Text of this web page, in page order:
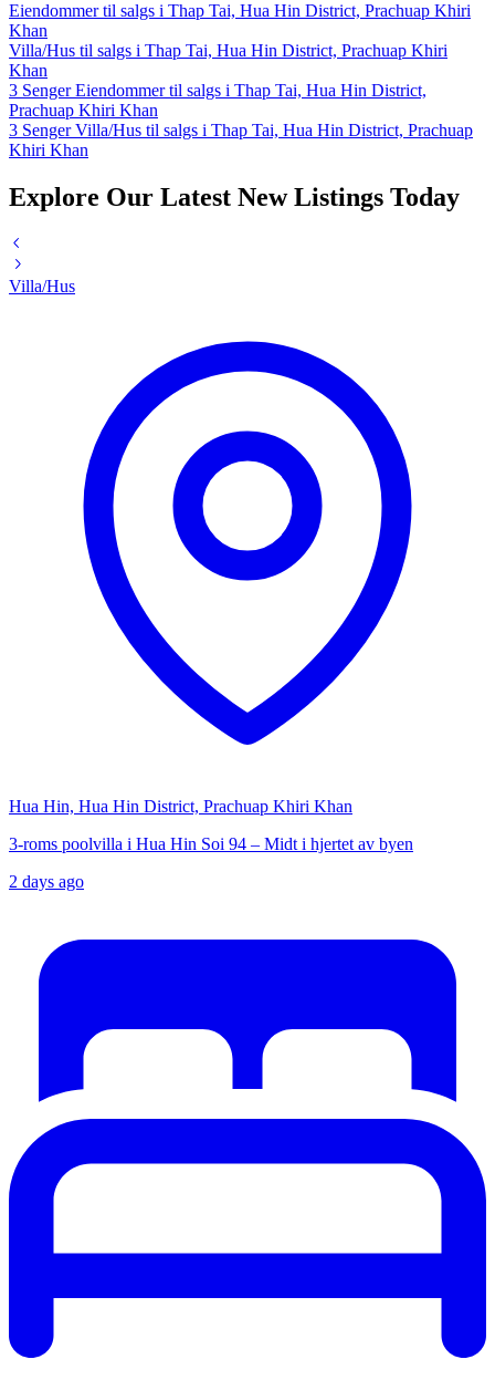
Eiendommer til salgs i Thap Tai, Hua Hin District, Prachuap Khiri
Khan
Villa/Hus til salgs i Thap Tai, Hua Hin District, Prachuap Khiri
Khan
3 Senger Eiendommer til salgs i Thap Tai, Hua Hin District,
Prachuap Khiri Khan
3 Senger Villa/Hus til salgs i Thap Tai, Hua Hin District, Prachuap
Khiri Khan
Explore Our Latest New Listings Today
Villa/Hus
Hua Hin, Hua Hin District, Prachuap Khiri Khan
3-roms poolvilla i Hua Hin Soi 94 – Midt i hjertet av byen
2 days ago